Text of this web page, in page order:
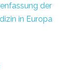
der
in Europa